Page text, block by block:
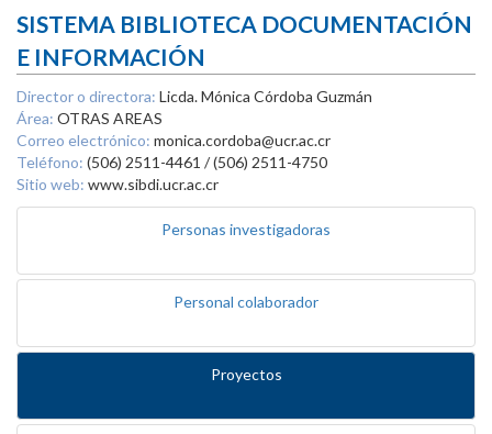
SISTEMA BIBLIOTECA DOCUMENTACIÓN
E INFORMACIÓN
Director o directora: Licda. Mónica Córdoba Guzmán
Área: OTRAS AREAS
Correo electrónico: monica.cordoba@ucr.ac.cr
Teléfono: (506) 2511-4461 / (506) 2511-4750
Sitio web: www.sibdi.ucr.ac.cr
Personas investigadoras
Personal colaborador
Proyectos